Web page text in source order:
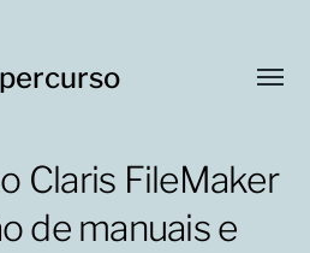
Claris FileMaker
de manuais e